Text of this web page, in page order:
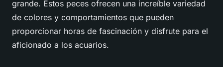
grande. Estos peces ofrecen una increíble variedad
de colores y comportamientos que pueden
proporcionar horas de fascinación y disfrute para el
aficionado a los acuarios.